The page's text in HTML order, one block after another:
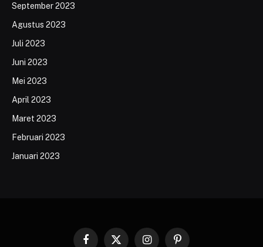
September 2023
Agustus 2023
Juli 2023
Juni 2023
Mei 2023
April 2023
Maret 2023
Februari 2023
Januari 2023
Facebook
X InstagramPinterest